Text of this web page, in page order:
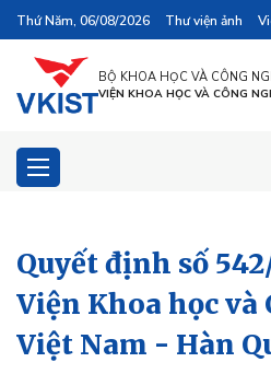
Thứ Năm, 06/08/2026 Thư viện ảnh
BỘ KHOA HỌC VÀ CÔNG
VIỆN KHOA HỌC VÀ CÔNG
Quyết định số
Viện Khoa học và
Việt Nam - Hàn